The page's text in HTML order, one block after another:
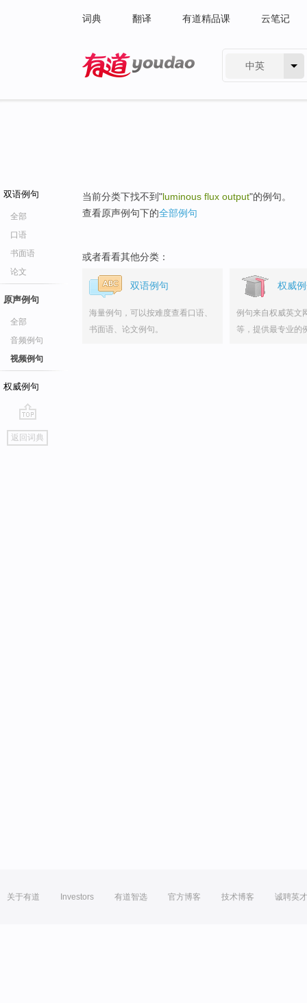
词典 翻译 有道精品课 云笔记
中英
双语例句
全部
口语
书面语
论文
原声例句
全部
音频例句
视频例句
权威例句
go
top
返回词典
当前分类下找不到"luminous flux output"的例句。
查看原声例句下的全部例句
或者看看其他分类：
双语例句
海量例句，可以按难度查看口语、
书面语、论文例句。
权威
例句来自权威英文
等，提供最专业的
关于有道 Investors 有道智选 官方博客 技术博客 诚聘英才